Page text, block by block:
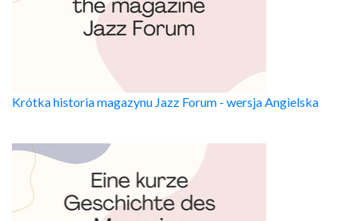
Krótka historia magazynu Jazz Forum - wersja Angielska